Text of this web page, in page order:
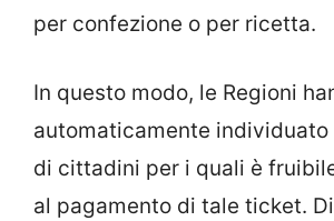
per confezione o per ricetta.
In questo modo, le Regioni
automaticamente
di cittadini per i quali è
al pagamento di tale ticket. Di